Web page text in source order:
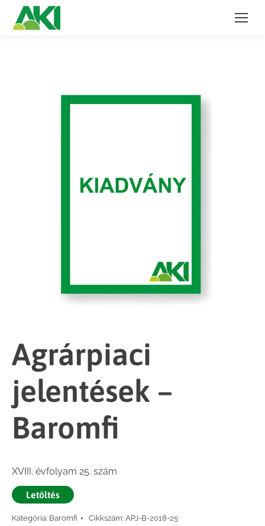
Agrárpiaci
jelentések –
Baromfi
XVIII. évfolyam 25. szám
Letöltés
Kategória: Baromfi Cikkszám: APJ-B-2018-25